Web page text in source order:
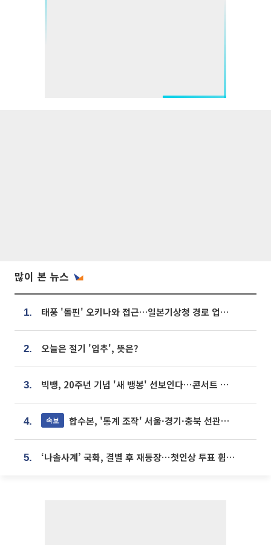
많이 본 뉴스
1. 태풍 '돌핀' 오키나와 접근…일본기상청 경로 업데이트
2. 오늘은 절기 '입추', 뜻은?
3. 빅뱅, 20주년 기념 '새 뱅봉' 선보인다⋯콘서트 앞두고 팝업 개최
4. 속보 합수본, '통계 조작' 서울·경기·충북 선관위 등 추가 압수수색
5. ‘나솔사계’ 국화, 결별 후 재등장⋯첫인상 투표 휩쓸고 ‘인기녀’ 등극